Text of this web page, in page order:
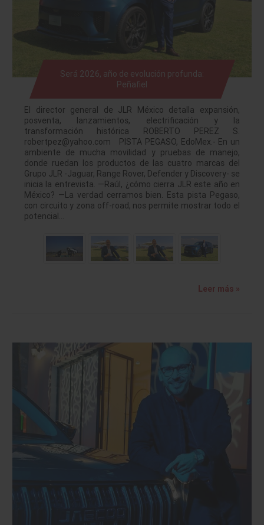
Será 2026, año de evolución profunda:
Peñafiel
El director general de JLR México detalla expansión,
posventa, lanzamientos, electrificación y la
transformación histórica ROBERTO PEREZ S.
robertpez@yahoo.com PISTA PEGASO, EdoMex.- En un
ambiente de mucha movilidad y pruebas de manejo,
donde ruedan los productos de las cuatro marcas del
Grupo JLR -Jaguar, Range Rover, Defender y Discovery- se
inicia la entrevista. —Raúl, ¿cómo cierra JLR este año en
México? —La verdad cerramos bien. Esta pista Pegaso,
con circuito y zona off-road, nos permite mostrar todo el
potencial…
Leer más »